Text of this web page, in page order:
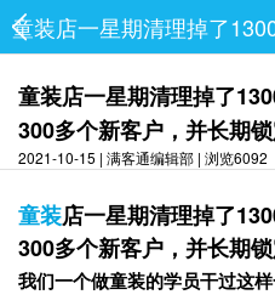
童装店一星期清理掉了
童装店一星期清理掉了
300多个新客户，并长期
2021-10-15 | 满客通编辑部 | 浏览6092
童装店一星期清理掉了
300多个新客户，并长期
我们一个做童装的学员干过这样